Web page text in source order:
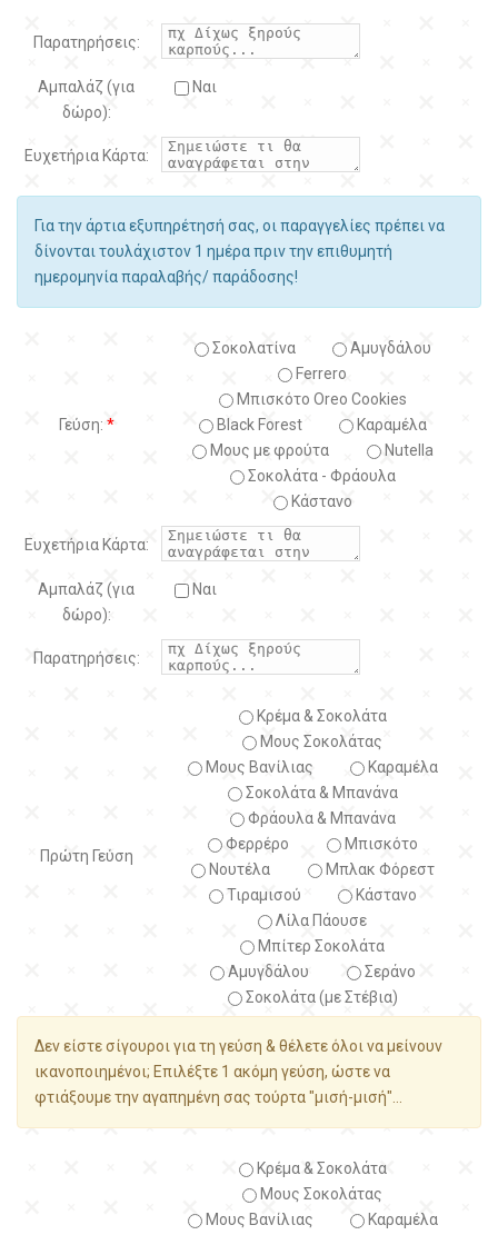
Παρατηρήσεις:
Αμπαλάζ (για
δώρο):
Ναι
Ευχετήρια Κάρτα:
Για την άρτια εξυπηρέτησή σας, οι παραγγελίες πρέπει να
δίνονται τουλάχιστον 1 ημέρα πριν την επιθυμητή
ημερομηνία παραλαβής/ παράδοσης!
Γεύση: *
Σοκολατίνα
Αμυγδάλου
Ferrero
Μπισκότο Oreo Cookies
Black Forest
Kαραμέλα
Μους με φρούτα
Nutella
Σοκολάτα - Φράουλα
Κάστανο
Ευχετήρια Κάρτα:
Αμπαλάζ (για
δώρο):
Ναι
Παρατηρήσεις:
Πρώτη Γεύση
Κρέμα & Σοκολάτα
Μους Σοκολάτας
Μους Βανίλιας
Καραμέλα
Σοκολάτα & Μπανάνα
Φράουλα & Μπανάνα
Φερρέρο
Μπισκότο
Νουτέλα
Μπλακ Φόρεστ
Τιραμισού
Κάστανο
Λίλα Πάουσε
Μπίτερ Σοκολάτα
Αμυγδάλου
Σεράνο
Σοκολάτα (με Στέβια)
Δεν είστε σίγουροι για τη γεύση & θέλετε όλοι να μείνουν
ικανοποιημένοι; Επιλέξτε 1 ακόμη γεύση, ώστε να
φτιάξουμε την αγαπημένη σας τούρτα "μισή-μισή"...
Κρέμα & Σοκολάτα
Μους Σοκολάτας
Μους Βανίλιας
Καραμέλα